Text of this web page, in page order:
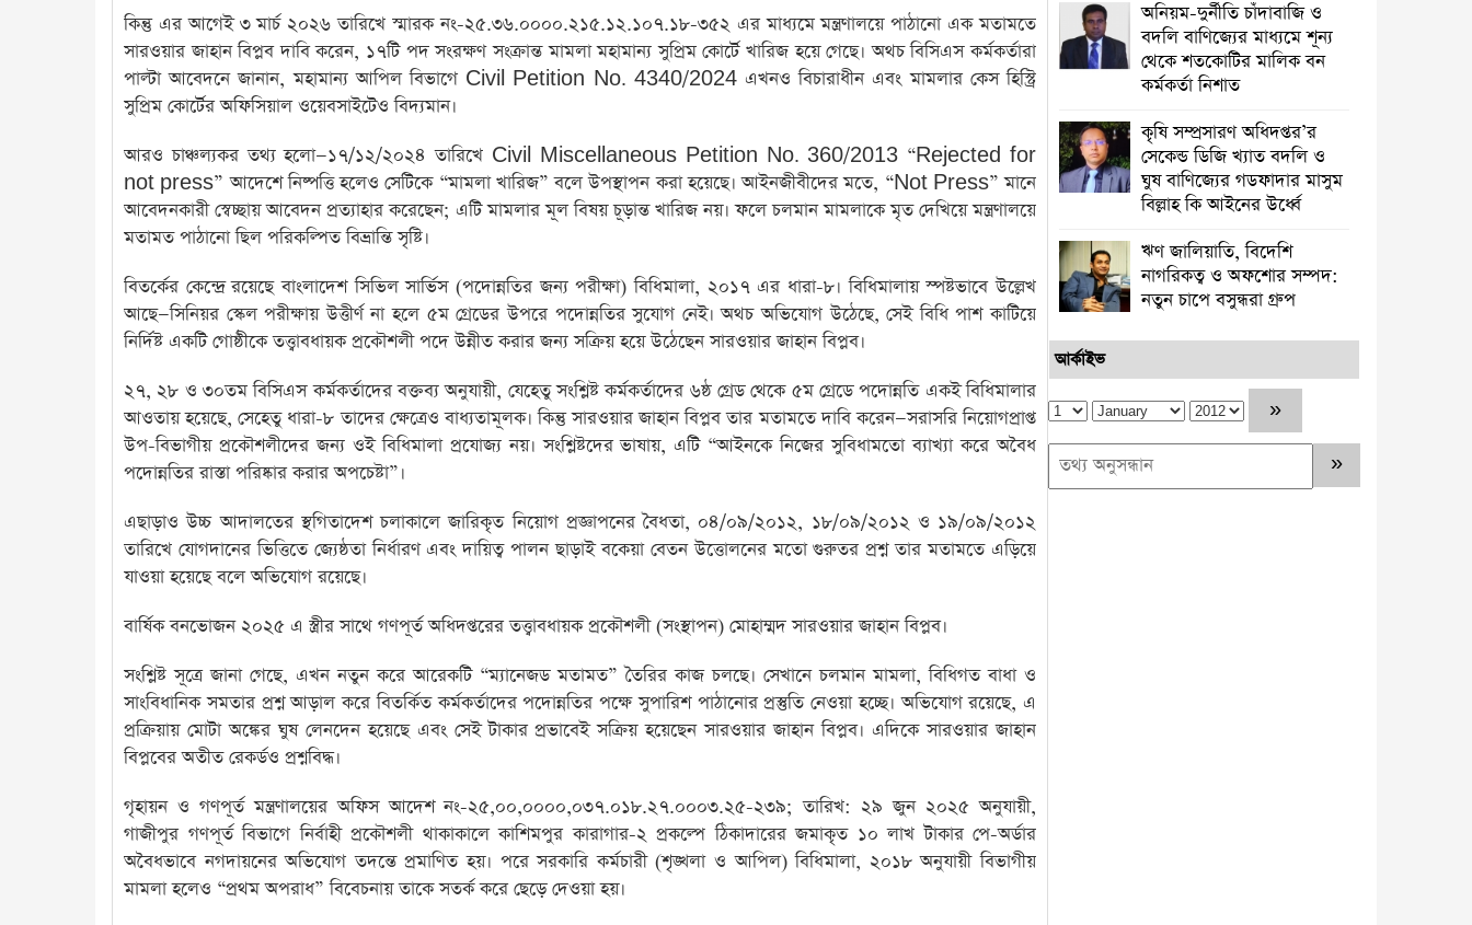
কিন্তু এর আগেই ৩ মার্চ ২০২৬ তারিখে স্মারক নং-২৫.৩৬.০০০০.২১৫.১২.১০৭.১৮-৩৫২ এর মাধ্যমে মন্ত্রণালয়ে পাঠানো এক মতামতে
সারওয়ার জাহান বিপ্লব দাবি করেন, ১৭টি পদ সংরক্ষণ সংক্রান্ত মামলা মহামান্য সুপ্রিম কোর্টে খারিজ হয়ে গেছে। অথচ বিসিএস কর্মকর্তারা
পাল্টা আবেদনে জানান, মহামান্য আপিল বিভাগে Civil Petition No. 4340/2024 এখনও বিচারাধীন এবং মামলার কেস হিস্ট্রি
সুপ্রিম কোর্টের অফিসিয়াল ওয়েবসাইটেও বিদ্যমান।
আরও চাঞ্চল্যকর তথ্য হলো—১৭/১২/২০২৪ তারিখে Civil Miscellaneous Petition No. 360/2013 “Rejected for
not press” আদেশে নিষ্পত্তি হলেও সেটিকে “মামলা খারিজ” বলে উপস্থাপন করা হয়েছে। আইনজীবীদের মতে, “Not Press” মানে
আবেদনকারী স্বেচ্ছায় আবেদন প্রত্যাহার করেছেন; এটি মামলার মূল বিষয় চূড়ান্ত খারিজ নয়। ফলে চলমান মামলাকে মৃত দেখিয়ে মন্ত্রণালয়ে
মতামত পাঠানো ছিল পরিকল্পিত বিভ্রান্তি সৃষ্টি।
বিতর্কের কেন্দ্রে রয়েছে বাংলাদেশ সিভিল সার্ভিস (পদোন্নতির জন্য পরীক্ষা) বিধিমালা, ২০১৭ এর ধারা-৮। বিধিমালায় স্পষ্টভাবে উল্লেখ
আছে—সিনিয়র স্কেল পরীক্ষায় উত্তীর্ণ না হলে ৫ম গ্রেডের উপরে পদোন্নতির সুযোগ নেই। অথচ অভিযোগ উঠেছে, সেই বিধি পাশ কাটিয়ে
নির্দিষ্ট একটি গোষ্ঠীকে তত্ত্বাবধায়ক প্রকৌশলী পদে উন্নীত করার জন্য সক্রিয় হয়ে উঠেছেন সারওয়ার জাহান বিপ্লব।
২৭, ২৮ ও ৩০তম বিসিএস কর্মকর্তাদের বক্তব্য অনুযায়ী, যেহেতু সংশ্লিষ্ট কর্মকর্তাদের ৬ষ্ঠ গ্রেড থেকে ৫ম গ্রেডে পদোন্নতি একই বিধিমালার
আওতায় হয়েছে, সেহেতু ধারা-৮ তাদের ক্ষেত্রেও বাধ্যতামূলক। কিন্তু সারওয়ার জাহান বিপ্লব তার মতামতে দাবি করেন—সরাসরি নিয়োগপ্রাপ্ত
উপ-বিভাগীয় প্রকৌশলীদের জন্য ওই বিধিমালা প্রযোজ্য নয়। সংশ্লিষ্টদের ভাষায়, এটি “আইনকে নিজের সুবিধামতো ব্যাখ্যা করে অবৈধ
পদোন্নতির রাস্তা পরিষ্কার করার অপচেষ্টা”।
এছাড়াও উচ্চ আদালতের স্থগিতাদেশ চলাকালে জারিকৃত নিয়োগ প্রজ্ঞাপনের বৈধতা, ০৪/০৯/২০১২, ১৮/০৯/২০১২ ও ১৯/০৯/২০১২
তারিখে যোগদানের ভিত্তিতে জ্যেষ্ঠতা নির্ধারণ এবং দায়িত্ব পালন ছাড়াই বকেয়া বেতন উত্তোলনের মতো গুরুতর প্রশ্ন তার মতামতে এড়িয়ে
যাওয়া হয়েছে বলে অভিযোগ রয়েছে।
বার্ষিক বনভোজন ২০২৫ এ স্ত্রীর সাথে গণপূর্ত অধিদপ্তরের তত্ত্বাবধায়ক প্রকৌশলী (সংস্থাপন) মোহাম্মদ সারওয়ার জাহান বিপ্লব।
সংশ্লিষ্ট সূত্রে জানা গেছে, এখন নতুন করে আরেকটি “ম্যানেজড মতামত” তৈরির কাজ চলছে। সেখানে চলমান মামলা, বিধিগত বাধা ও
সাংবিধানিক সমতার প্রশ্ন আড়াল করে বিতর্কিত কর্মকর্তাদের পদোন্নতির পক্ষে সুপারিশ পাঠানোর প্রস্তুতি নেওয়া হচ্ছে। অভিযোগ রয়েছে, এ
প্রক্রিয়ায় মোটা অঙ্কের ঘুষ লেনদেন হয়েছে এবং সেই টাকার প্রভাবেই সক্রিয় হয়েছেন সারওয়ার জাহান বিপ্লব। এদিকে সারওয়ার জাহান
বিপ্লবের অতীত রেকর্ডও প্রশ্নবিদ্ধ।
গৃহায়ন ও গণপূর্ত মন্ত্রণালয়ের অফিস আদেশ নং-২৫,০০,০০০০,০৩৭.০১৮.২৭.০০০৩.২৫-২৩৯; তারিখ: ২৯ জুন ২০২৫ অনুযায়ী,
গাজীপুর গণপূর্ত বিভাগে নির্বাহী প্রকৌশলী থাকাকালে কাশিমপুর কারাগার-২ প্রকল্পে ঠিকাদারের জমাকৃত ১০ লাখ টাকার পে-অর্ডার
অবৈধভাবে নগদায়নের অভিযোগ তদন্তে প্রমাণিত হয়। পরে সরকারি কর্মচারী (শৃঙ্খলা ও আপিল) বিধিমালা, ২০১৮ অনুযায়ী বিভাগীয়
মামলা হলেও “প্রথম অপরাধ” বিবেচনায় তাকে সতর্ক করে ছেড়ে দেওয়া হয়।
অনিয়ম-দুর্নীতি চাঁদাবাজি ও
বদলি বাণিজ্যের মাধ্যমে শূন্য
থেকে শতকোটির মালিক বন
কর্মকর্তা নিশাত
কৃষি সম্প্রসারণ অধিদপ্তর’র
সেকেন্ড ডিজি খ্যাত বদলি ও
ঘুষ বাণিজ্যের গডফাদার মাসুম
বিল্লাহ কি আইনের উর্ধ্বে
ঋণ জালিয়াতি, বিদেশি
নাগরিকত্ব ও অফশোর সম্পদ:
নতুন চাপে বসুন্ধরা গ্রুপ
আর্কাইভ